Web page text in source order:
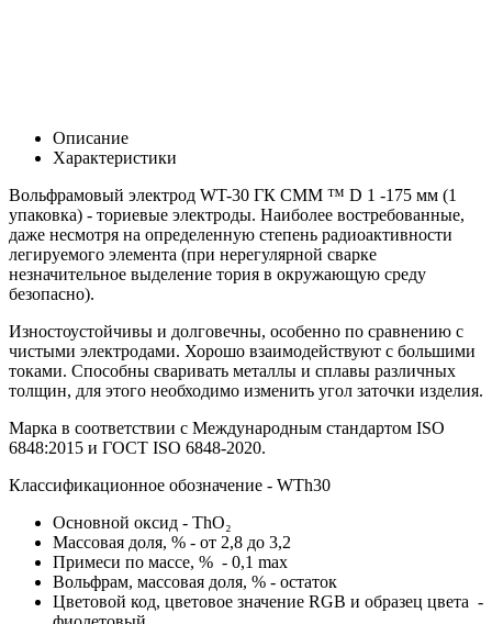
Описание
Характеристики
Вольфрамовый электрод WT-30 ГК СММ ™ D 1 -175 мм (1
упаковка) - ториевые электроды. Наиболее востребованные,
даже несмотря на определенную степень радиоактивности
легируемого элемента (при нерегулярной сварке
незначительное выделение тория в окружающую среду
безопасно).
Изностоустойчивы и долговечны, особенно по сравнению с
чистыми электродами. Хорошо взаимодействуют с большими
токами. Способны сваривать металлы и сплавы различных
толщин, для этого необходимо изменить угол заточки изделия.
Марка в соответствии с Международным стандартом ISO
6848:2015 и ГОСТ ISO 6848-2020.
Классификационное обозначение - WTh30
Основной оксид - ThO₂
Массовая доля, % - от 2,8 до 3,2
Примеси по массе, % - 0,1 max
Вольфрам, массовая доля, % - остаток
Цветовой код, цветовое значение RGB и образец цвета -